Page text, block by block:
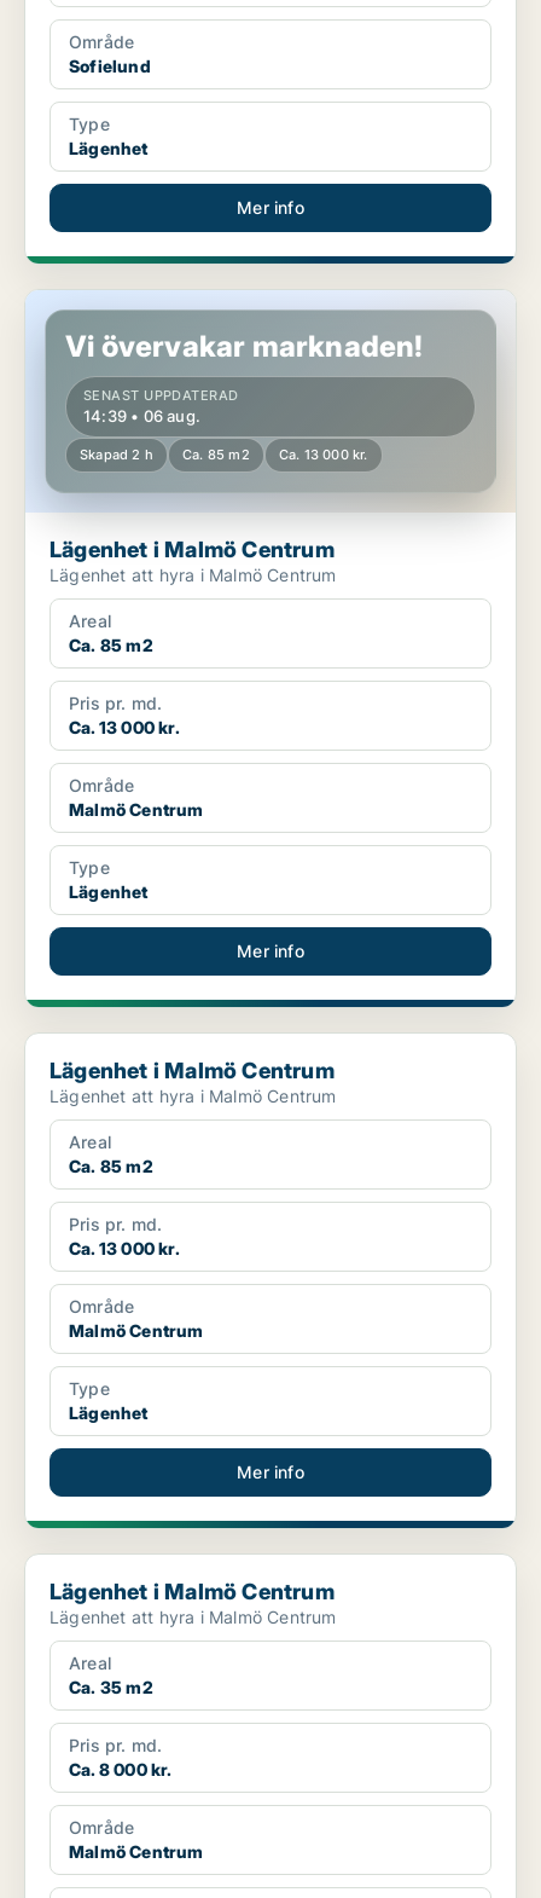
Område
Sofielund
Type
Lägenhet
Mer info
Lägenhet i Malmö Centrum
Vi övervakar marknaden!
SENAST UPPDATERAD
14:39 • 06 aug.
Skapad 2 h Ca. 85 m2 Ca. 13 000 kr.
Lägenhet i Malmö Centrum
Lägenhet att hyra i Malmö Centrum
Areal
Ca. 85 m2
Pris pr. md.
Ca. 13 000 kr.
Område
Malmö Centrum
Type
Lägenhet
Mer info
Lägenhet i Malmö Centrum
Lägenhet i Malmö Centrum
Lägenhet att hyra i Malmö Centrum
Areal
Ca. 85 m2
Pris pr. md.
Ca. 13 000 kr.
Område
Malmö Centrum
Type
Lägenhet
Mer info
Lägenhet i Malmö Centrum
Lägenhet i Malmö Centrum
Lägenhet att hyra i Malmö Centrum
Areal
Ca. 35 m2
Pris pr. md.
Ca. 8 000 kr.
Område
Malmö Centrum